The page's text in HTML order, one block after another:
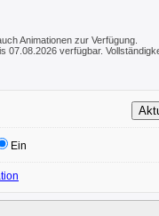
Animationen zur Verfügung.
07.08.2026 verfügbar.
Ein